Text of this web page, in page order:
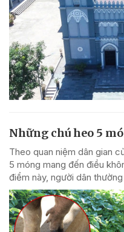
Những chú heo 5
Theo quan niệm dân gian
5 móng mang đến điều
điểm này, người dân